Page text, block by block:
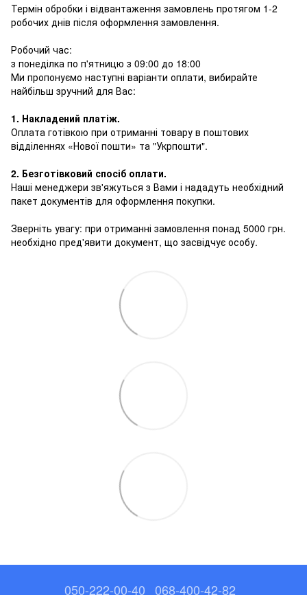
Термін обробки і відвантаження замовлень протягом 1-2
робочих днів після оформлення замовлення.
Робочий час:
з понеділка по п'ятницю з 09:00 до 18:00
Ми пропонуємо наступні варіанти оплати, вибирайте
найбільш зручний для Вас:
1. Накладений платіж.
Оплата готівкою при отриманні товару в поштових
відділеннях «Нової пошти» та "Укрпошти".
2. Безготівковий спосіб оплати.
Наші менеджери зв'яжуться з Вами і нададуть необхідний
пакет документів для оформлення покупки.
Зверніть увагу: при отриманні замовлення понад 5000 грн.
необхідно пред'явити документ, що засвідчує особу.
050-222-00-40 068-400-42-82